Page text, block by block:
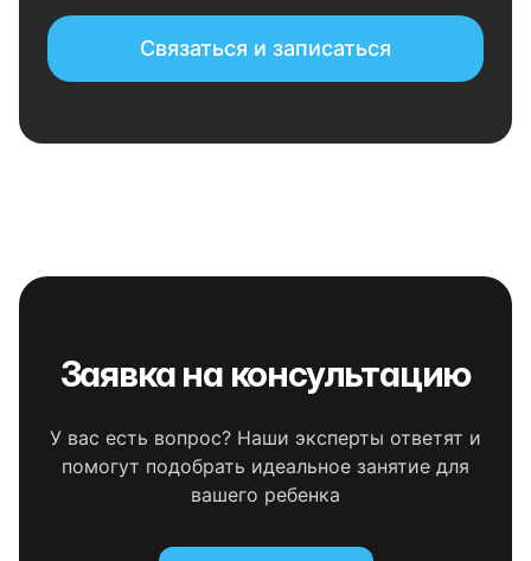
Связаться и записаться
Заявка на консультацию
У вас есть вопрос? Наши эксперты ответят и
помогут подобрать идеальное занятие для
вашего ребенка